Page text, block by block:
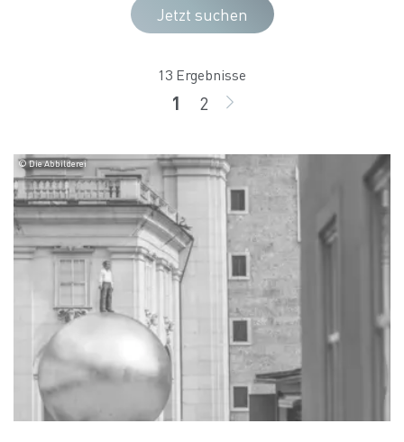
Jetzt suchen
13 Ergebnisse
Seite
1 Seite
2 WEITER
© Die Abbilderei